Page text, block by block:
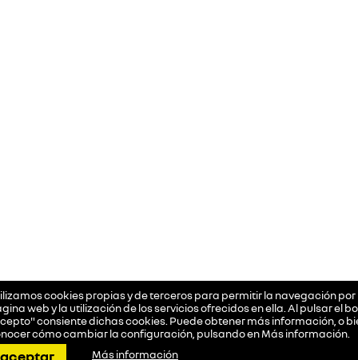
cookies propias y de terceros para permitir la navegación por
web y la utilización de los servicios ofrecidos en ella. Al pulsar el
consiente dichas cookies. Puede obtener más información, o
cómo cambiar la configuración, pulsando enMás información
aceptar Más información
llamar pedir cita dirección